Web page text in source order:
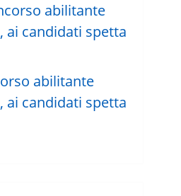
abilitante
ai candidati spetta